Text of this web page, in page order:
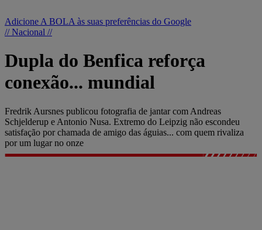
Adicione A BOLA às suas preferências do Google
// Nacional //
Dupla do Benfica reforça
conexão... mundial
Fredrik Aursnes publicou fotografia de jantar com Andreas
Schjelderup e Antonio Nusa. Extremo do Leipzig não escondeu
satisfação por chamada de amigo das águias... com quem rivaliza
por um lugar no onze